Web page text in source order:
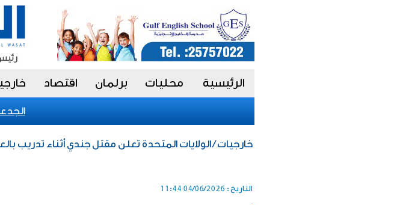
الرئيسية محليات برلمان اقتصاد
خارجيات / الولايات المتحدة تعلن مقتل جندي أثناء تدريب
التاريخ : 04/06/2026 11:44